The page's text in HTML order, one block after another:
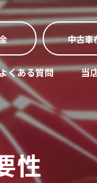
中古車
くある質問 当
車検
中
性